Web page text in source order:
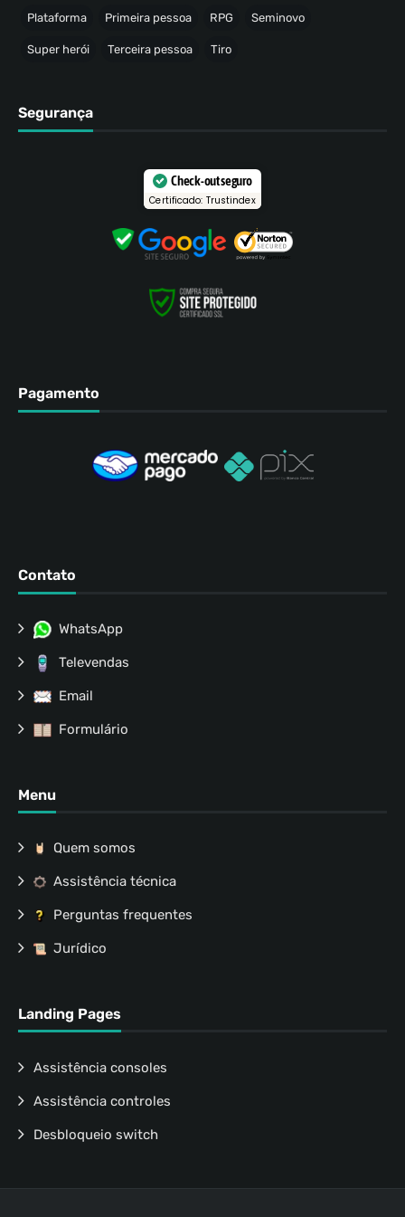
Plataforma Primeira pessoa RPG Seminovo
Super herói Terceira pessoa Tiro
Segurança
Check-out seguro
Certificado: Trustindex
Pagamento
Contato
WhatsApp
Televendas
Email
Formulário
Menu
Quem somos
Assistência técnica
Perguntas frequentes
Jurídico
Landing Pages
Assistência consoles
Assistência controles
Desbloqueio switch